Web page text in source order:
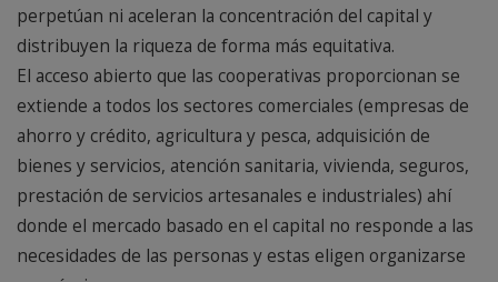
perpetúan ni aceleran la concentración del capital y
distribuyen la riqueza de forma más equitativa.
El acceso abierto que las cooperativas proporcionan se
extiende a todos los sectores comerciales (empresas de
ahorro y crédito, agricultura y pesca, adquisición de
bienes y servicios, atención sanitaria, vivienda, seguros,
prestación de servicios artesanales e industriales) ahí
donde el mercado basado en el capital no responde a las
necesidades de las personas y estas eligen organizarse